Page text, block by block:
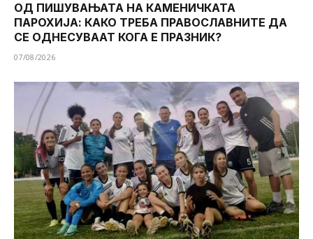
ОД ПИШУВАЊАТА НА КАМЕНИЧКАТА
ПАРОХИЈА: КАКО ТРЕБА ПРАВОСЛАВНИТЕ ДА
СЕ ОДНЕСУВААТ КОГА Е ПРАЗНИК?
07/08/2026